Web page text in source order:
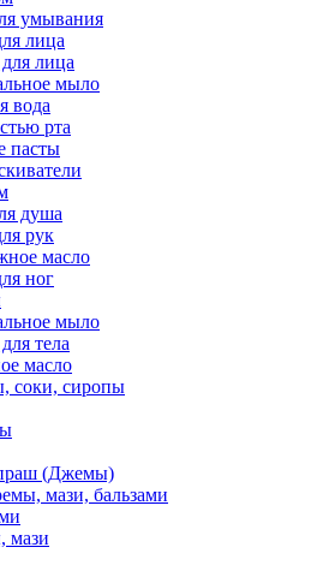
умывания
лица
лица
мыло
вода
рта
пасты
душа
рук
масло
ног
мыло
тела
масло
соки, сиропы
(Джемы)
мази, бальзами
мази